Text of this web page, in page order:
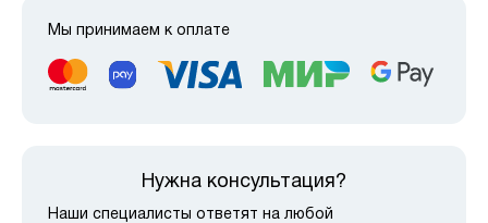
Мы принимаем к оплате
Нужна консультация?
Наши специалисты ответят на любой